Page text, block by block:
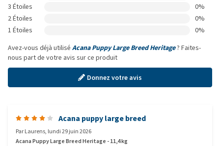
3 Étoiles
0%
2 Étoiles
0%
1 Étoiles
0%
Avez-vous déjà utilisé Acana Puppy Large Breed Heritage? Faites-
nous part de votre avis sur ce produit
Donnez votre avis
Acana puppy large breed
ParLaurens, lundi 29 juin 2026
Acana Puppy Large Breed Heritage - 11,4 kg